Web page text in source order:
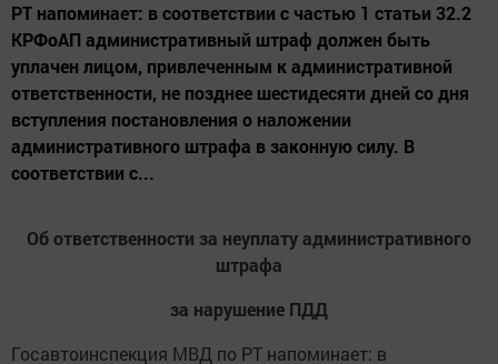
РТ напоминает: в соответствии с частью 1 статьи 32.2
КРФоАП административный штраф должен быть
уплачен лицом, привлеченным к административной
ответственности, не позднее шестидесяти дней со дня
вступления постановления о наложении
административного штрафа в законную силу. В
соответствии с...
Об ответственности за неуплату административного
штрафа
за нарушение ПДД
Госавтоинспекция МВД по РТ напоминает: в